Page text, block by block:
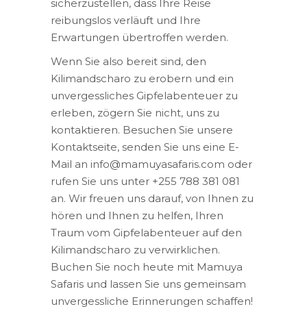
sicherzustellen, dass Ihre Reise
reibungslos verläuft und Ihre
Erwartungen übertroffen werden.
Wenn Sie also bereit sind, den
Kilimandscharo zu erobern und ein
unvergessliches Gipfelabenteuer zu
erleben, zögern Sie nicht, uns zu
kontaktieren. Besuchen Sie unsere
Kontaktseite, senden Sie uns eine E-
Mail an info@mamuyasafaris.com oder
rufen Sie uns unter +255 788 381 081
an. Wir freuen uns darauf, von Ihnen zu
hören und Ihnen zu helfen, Ihren
Traum vom Gipfelabenteuer auf den
Kilimandscharo zu verwirklichen.
Buchen Sie noch heute mit Mamuya
Safaris und lassen Sie uns gemeinsam
unvergessliche Erinnerungen schaffen!